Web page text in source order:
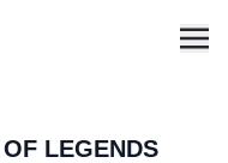
LEGENDS